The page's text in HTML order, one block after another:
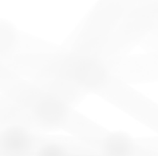
uni yanada qulayroq,
misolidir. ICT Expo 2025
telekommunikatsiya